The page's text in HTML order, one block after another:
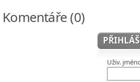
Komentáře (0)
Uživ.